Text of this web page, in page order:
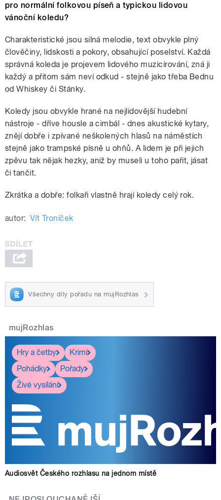
pro normální folkovou píseň a typickou lidovou
vánoční koledu?
Charakteristické jsou silná melodie, text obvykle plný
člověčiny, lidskosti a pokory, obsahující poselství. Každá
správná koleda je projevem lidového muzicírování, zná ji
každý a přitom sám neví odkud - stejně jako třeba Bednu
od Whiskey či Stánky.
Koledy jsou obvykle hrané na nejlidovější hudební
nástroje - dříve housle a cimbál - dnes akustické kytary,
znějí dobře i zpívané neškolených hlasů na náměstích
stejně jako trampské písně u ohňů. A lidem je při jejich
zpěvu tak nějak hezky, aniž by museli u toho pařit, jásat
či tančit.
Zkrátka a dobře: folkaři vlastně hrají koledy celý rok.
autor: Vít Troníček
Všechny díly pořadu na mujRozhlas
mujRozhlas
Hry a četby
Krimi
Pohádky
Pořady
Živé vysílání
Audiosvět Českého rozhlasu na jednom místě